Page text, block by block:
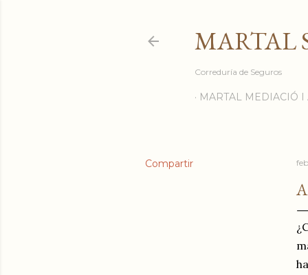
MARTAL
Correduría de Seguros
MARTAL MEDIACIÓ I
Compartir